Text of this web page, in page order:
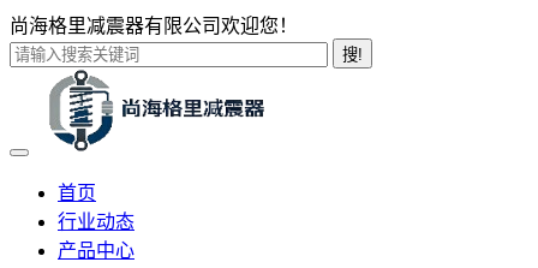
尚海格里减震器有限公司欢迎您！
搜!
首页
行业动态
产品中心